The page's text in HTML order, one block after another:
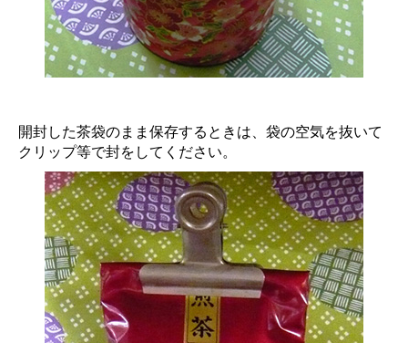
開封した茶袋のまま保存するときは、袋の空気を抜いて
クリップ等で封をしてください。